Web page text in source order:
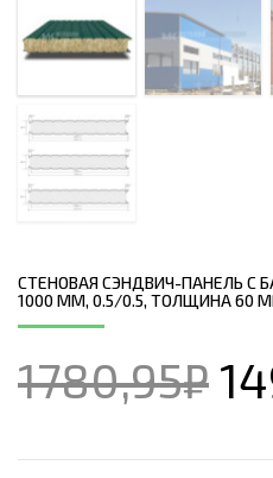
СТЕНОВАЯ СЭНДВИЧ-ПАНЕЛЬ С
1000 ММ, 0.5/0.5, ТОЛЩИНА 60
1780,95₽